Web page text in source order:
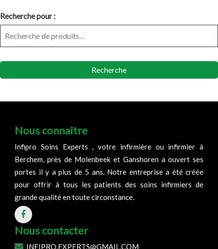
Recherche pour :
Recherche
Nous connaître
Infipro Soins Experts , votre infirmière ou infirmier à
Berchem, près de Molenbeek et Ganshoren a ouvert ses
portes il y a plus de 5 ans. Notre entreprise a été créée
pour offrir à tous les patients des soins infirmiers de
grande qualité en toute circonstance.
Nous contacter
INFIPRO.EXPERTS@GMAIL.COM